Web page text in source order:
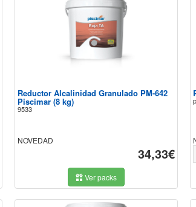
Reductor Alcalinidad Granulado PM-642
Piscimar (8 kg)
9533
NOVEDAD
34,33€
Ver packs